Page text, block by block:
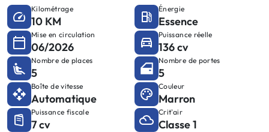
Kilométrage
10 KM
Énergie
Essence
Mise en circulation
06/2026
Puissance réelle
136 cv
Nombre de places
5
Nombre de portes
5
Boîte de vitesse
Automatique
Couleur
Marron
Puissance fiscale
7 cv
Crit'air
Classe 1